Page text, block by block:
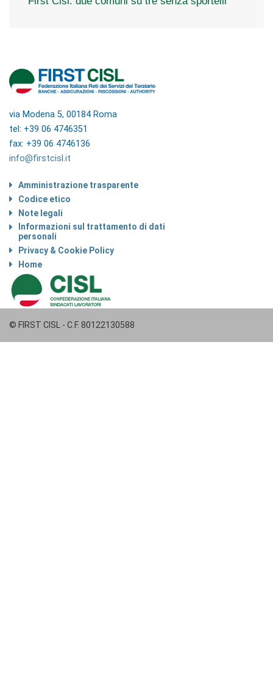
via Modena 5, 00184 Roma
tel: +39 06 4746351
fax: +39 06 4746136
info@firstcisl.it
Amministrazione trasparente
Codice etico
Note legali
Informazioni sul trattamento di dati
personali
Privacy & Cookie Policy
Home
© FIRST CISL - C.F. 80122130588